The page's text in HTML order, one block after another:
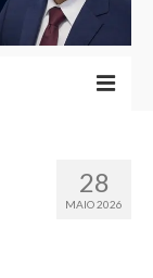
28
MAIO 2026